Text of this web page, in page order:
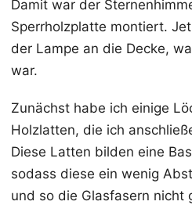
Damit war der
Sperrholzplatte montiert.
der Lampe an die Decke,
war.
Zunächst habe ich einige
Holzlatten, die ich
Diese Latten bilden eine
sodass diese ein wenig
und so die Glasfasern nicht